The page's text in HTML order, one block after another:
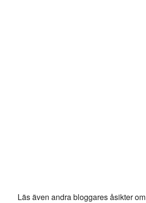
Läs även andra bloggares åsikter om